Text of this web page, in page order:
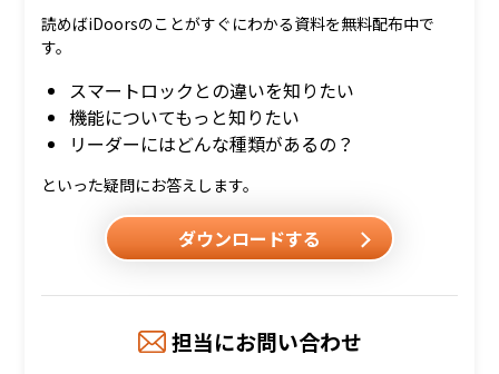
読めばiDoorsのことがすぐにわかる資料を無料配布中で
す。
スマートロックとの違いを知りたい
機能についてもっと知りたい
リーダーにはどんな種類があるの？
といった疑問にお答えします。
ダウンロードする
担当にお問い合わせ